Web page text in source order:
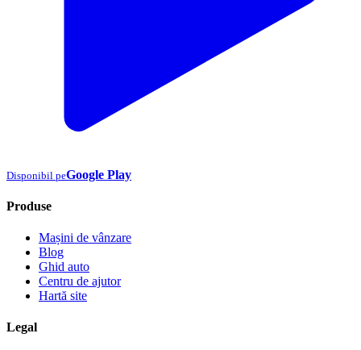
Disponibil peGoogle Play
Produse
Mașini de vânzare
Blog
Ghid auto
Centru de ajutor
Hartă site
Legal